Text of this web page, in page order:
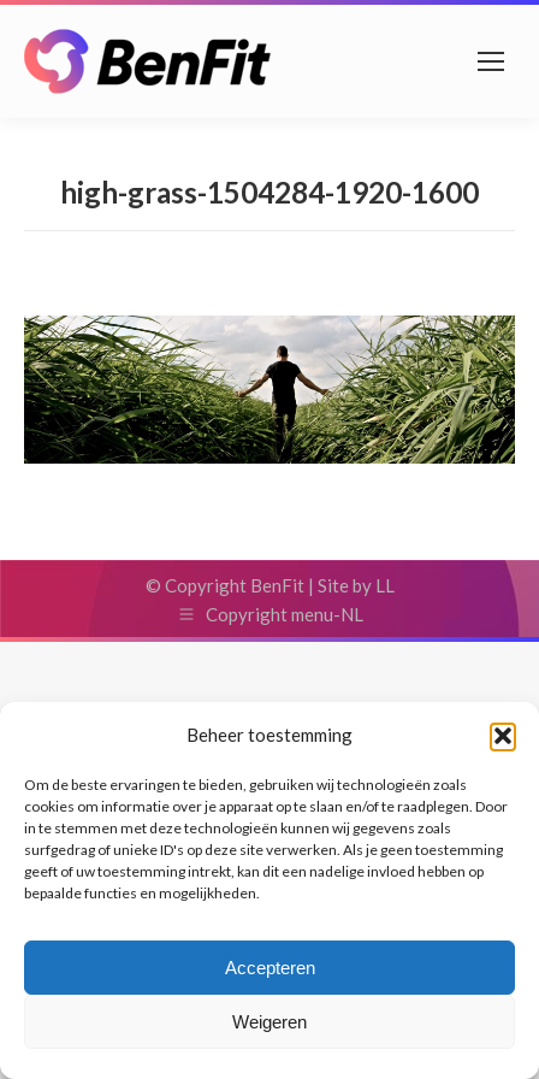
Beheer toestemming
Om de beste ervaringen te bieden, gebruiken wij technologieën zoals
cookies om informatie over je apparaat op te slaan en/of te raadplegen. Door
in te stemmen met deze technologieën kunnen wij gegevens zoals
surfgedrag of unieke ID's op deze site verwerken. Als je geen toestemming
geeft of uw toestemming intrekt, kan dit een nadelige invloed hebben op
bepaalde functies en mogelijkheden.
Accepteren
Weigeren
high-grass-1504284-1920-1600
© Copyright BenFit | Site by LL
Copyright menu-NL